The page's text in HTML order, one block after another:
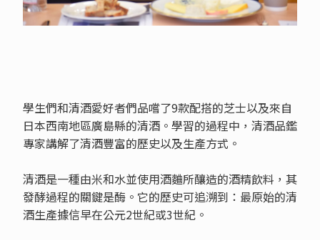
學生們和清酒愛好者們品嚐了9款配搭的芝士以及來自
日本西南地區廣島縣的清酒。學習的過程中，清酒品鑑
專家講解了清酒豐富的歷史以及生產方式。
清酒是一種由米和水並使用酒麯所釀造的酒精飲料，其
發酵過程的關鍵是酶。它的歷史可追溯到：最原始的清
酒生產據信早在公元2世紀或3世紀。